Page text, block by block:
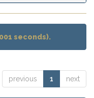
seconds).
previous 1 next